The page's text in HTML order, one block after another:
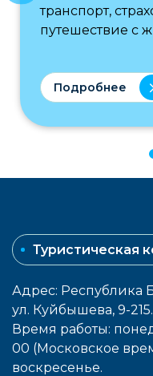
транспорт,
путешествие с
Подробнее
Туристическая
Адрес: Республика
ул. Куйбышева, 9-215.
Время работы:
00 (Московское
воcкресенье.